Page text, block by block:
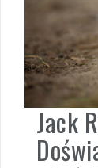
Jack